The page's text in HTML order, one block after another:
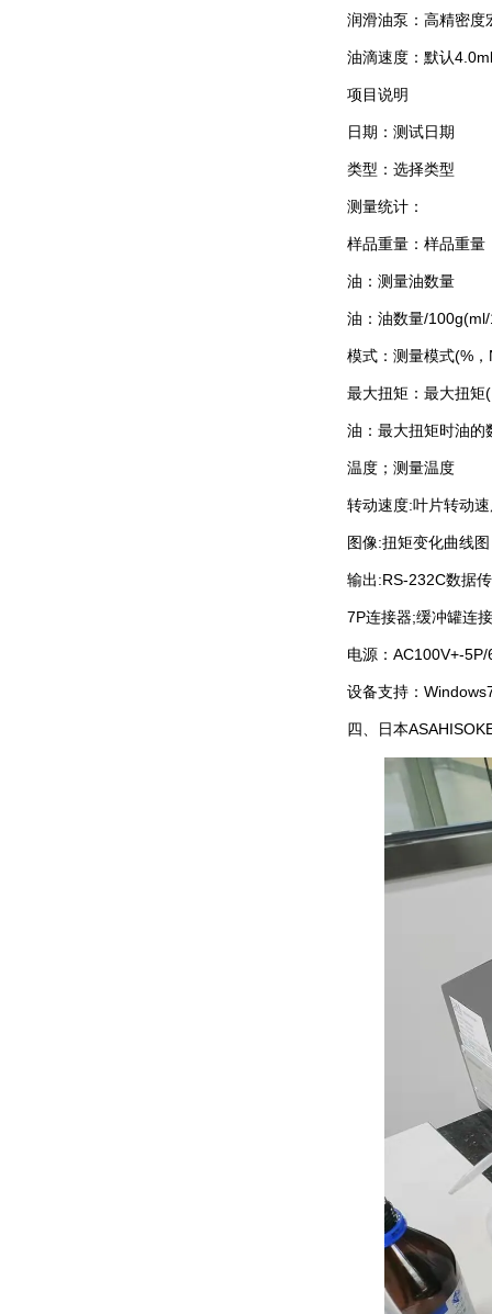
润滑油泵：高精密度
油滴速度：默认
项目说明
日期：测试日期
类型：选择类型
测量统计：
样品重量：样品重量
油：测量油数量
油：油数量/100g(ml/
模式：测量模式(%，
最大扭矩：最大扭矩
油：最大扭矩时油的
温度；测量温度
转动速度:叶片转动
图像:扭矩变化曲线图
输出:RS-232C数据
7P连接器;缓冲罐连
电源：AC100V+-5P/
设备支持：
四、日本